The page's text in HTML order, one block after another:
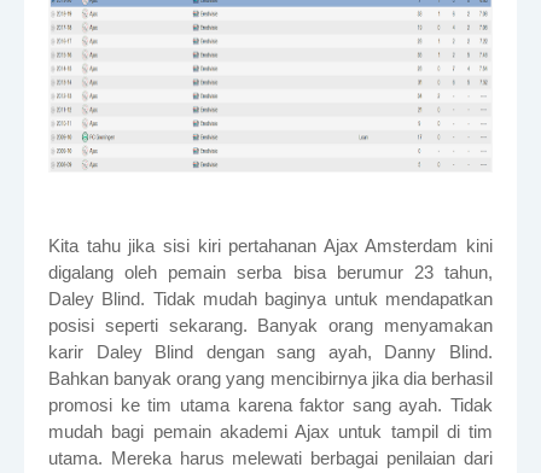
Kita tahu jika sisi kiri pertahanan Ajax Amsterdam kini
digalang oleh pemain serba bisa berumur 23 tahun,
Daley Blind. Tidak mudah baginya untuk mendapatkan
posisi seperti sekarang. Banyak orang menyamakan
karir Daley Blind dengan sang ayah, Danny Blind.
Bahkan banyak orang yang mencibirnya jika dia berhasil
promosi ke tim utama karena faktor sang ayah. Tidak
mudah bagi pemain akademi Ajax untuk tampil di tim
utama. Mereka harus melewati berbagai penilaian dari